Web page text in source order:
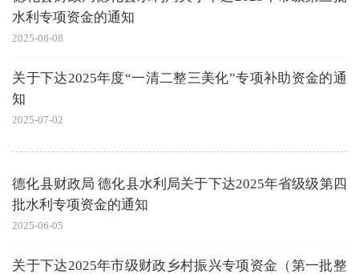
水利专项资金的通知
2025-08-08
关于下达2025年度“一清二整三美化”专项补助资金的通
知
2025-07-02
德化县财政局 德化县水利局关于下达2025年省级级第四
批水利专项资金的通知
2025-06-05
关于下达2025年市级财政乡村振兴专项资金（第一批整